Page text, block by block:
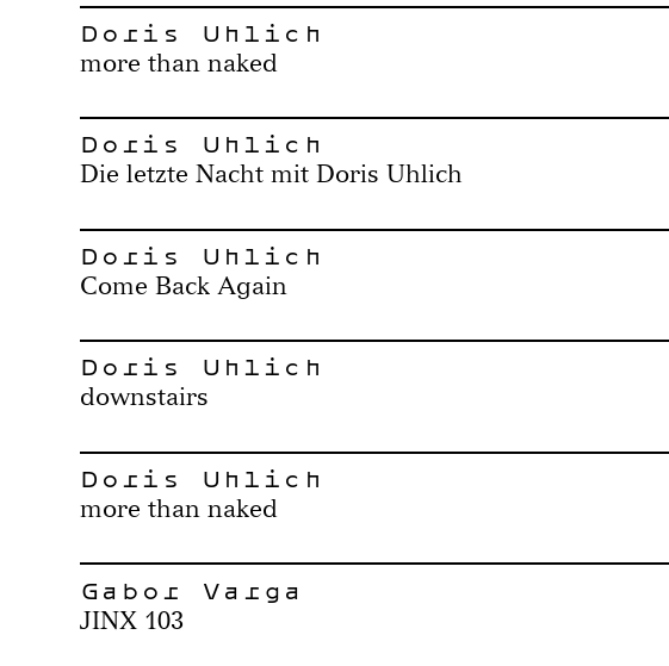
Doris Uhlich
more than naked
Doris Uhlich
Die letzte Nacht mit Doris Uhlich
Doris Uhlich
Come Back Again
Doris Uhlich
downstairs
Doris Uhlich
more than naked
Gabor Varga
JINX 103